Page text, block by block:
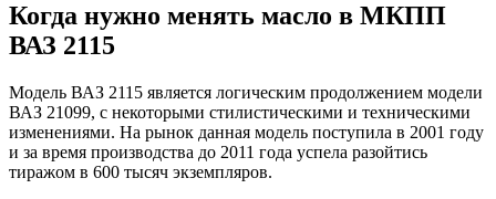
Когда нужно менять масло в МКПП
ВАЗ 2115
Модель ВАЗ 2115 является логическим продолжением модели
ВАЗ 21099, с некоторыми стилистическими и техническими
изменениями. На рынок данная модель поступила в 2001 году
и за время производства до 2011 года успела разойтись
тиражом в 600 тысяч экземпляров.